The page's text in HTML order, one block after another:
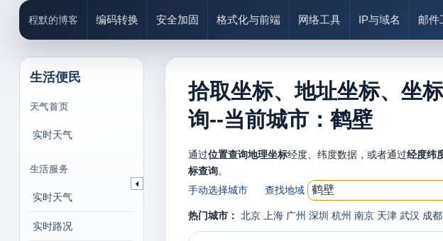
程默的博客 编码转换 安全加固 格式化与前端 网络工具 IP与域名 邮件
生活便民
天气首页
实时天气
生活服务
实时天气
实时路况
拾取坐标、地址坐标、坐
询--当前城市：鹤壁
通过位置查询地理坐标经度、纬度数据，或者通过经度纬
标查询。
手动选择城市
查找地域
热门城市： 北京 上海 广州 深圳 杭州 南京 天津 武汉 成都